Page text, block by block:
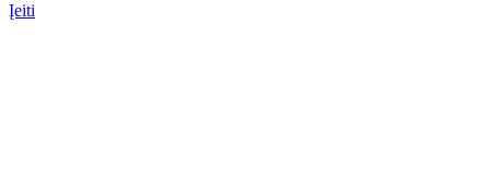
Įeiti